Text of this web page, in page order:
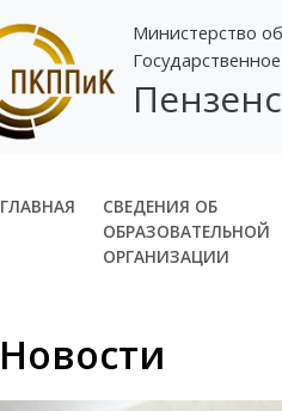
Министерство
ГЛАВНАЯ
СВЕДЕНИЯ ОБ
ОБРАЗОВАТЕЛЬНОЙ
ОРГАНИЗАЦИИ
Новости